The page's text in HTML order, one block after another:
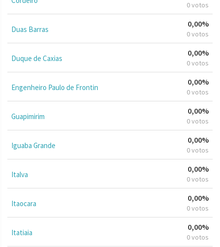
0 votos
Duas Barras
0,00%
0 votos
Duque de Caxias
0,00%
0 votos
Engenheiro Paulo de Frontin
0,00%
0 votos
Guapimirim
0,00%
0 votos
Iguaba Grande
0,00%
0 votos
Italva
0,00%
0 votos
Itaocara
0,00%
0 votos
Itatiaia
0,00%
0 votos